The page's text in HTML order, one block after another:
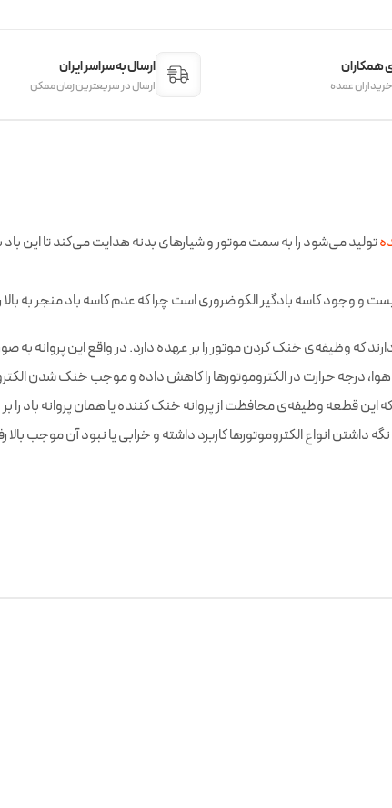
همکاران
عمده
ارسال به سراسر ایران
ارسال در سریعترین زمان ممکن
تولید می‌شود را به سمت موتور و شیارهای بدنه هدایت می‌کند تا این باد
کاسه بادگیر الکو ضروری است چرا که عدم کاسه باد منجر به
که وظیفه‌ی خنک کردن موتور را بر عهده دارد. در واقع این پروانه
درجه حرارت در الکتروموتورها را کاهش داده و موجب خنک شدن
وظیفه‌ی محافظت از پروانه خنک کننده یا همان پروانه باد را بر
داشتن انواع الکتروموتورها کاربرد داشته و خرابی یا نبود آن